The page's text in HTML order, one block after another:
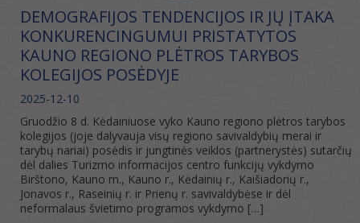
DEMOGRAFIJOS TENDENCIJOS IR JŲ ĮTAKA
KONKURENCINGUMUI PRISTATYTOS
KAUNO REGIONO PLĖTROS TARYBOS
KOLEGIJOS POSĖDYJE
2025-12-10
Gruodžio 8 d. Kėdainiuose vyko Kauno regiono plėtros tarybos
kolegijos (joje dalyvauja visų regiono savivaldybių merai ir
tarybų nariai) posėdis ir jungtinės veiklos (partnerystės) sutarčių
dėl dalies Turizmo informacijos centro funkcijų vykdymo
Birštono, Kauno m., Kauno r., Kėdainių r., Kaišiadorių r.,
Jonavos r., Raseinių r. ir Prienų r. savivaldybėse ir dėl
neformalaus švietimo programos vykdymo […]